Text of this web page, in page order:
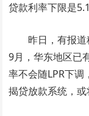
贷款利率下限是
昨日，有报道
9月，华东地区已
率不会随LPR下
揭贷放款系统，或